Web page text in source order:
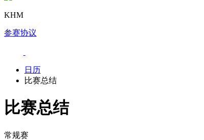
KHM
参赛协议
日历
比赛总结
比赛总结
常规赛